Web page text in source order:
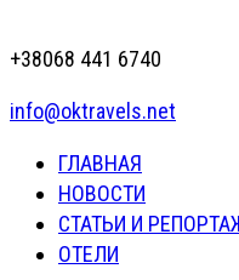
+38068 441 6740
info@oktravels.net
ГЛАВНАЯ
НОВОСТИ
СТАТЬИ И
ОТЕЛИ